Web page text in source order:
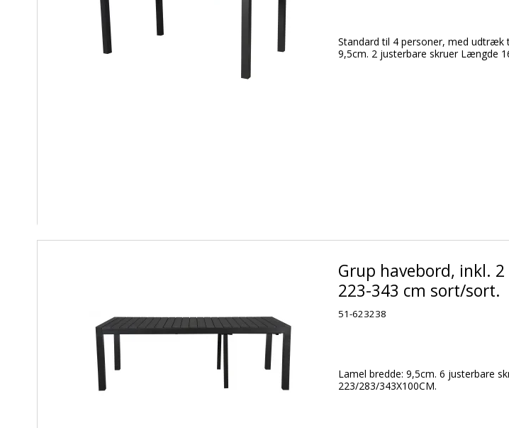
Standard til 4 personer, med udtræk
9,5cm. 2 justerbare skruer Længde
Grup havebord, inkl.
223-343 cm sort/sort.
51-623238
Lamel bredde: 9,5cm. 6 justerbare
223/283/343X100CM.